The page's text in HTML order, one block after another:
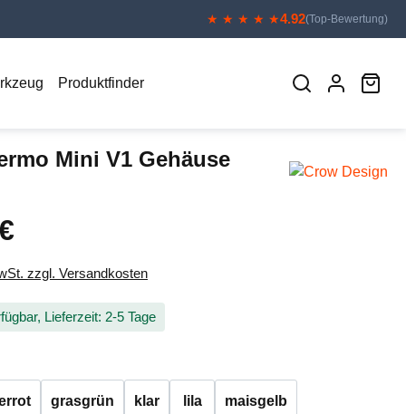
★ ★ ★ ★ ★4.92(Top-Bewertung)
Produktfinder
Mini V1 Gehäuse
zzgl. Versandkosten
Lieferzeit: 2-5 Tage
grasgrün klar lila maisgelb